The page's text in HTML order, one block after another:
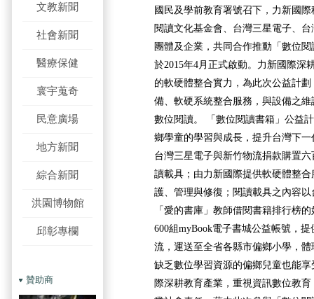
文教新聞
社會新聞
醫療保健
寰宇蒐奇
民意廣場
地方新聞
綜合新聞
洪園博物館
邱彰專欄
贊助商
國民及學前教育署號召下，力新國
閱讀文化基金會、台灣三星電子、
團體及企業，共同合作推動「數位
於2015年4月正式啟動。力新國際深
的軟硬體整合實力，為此次公益計
備、軟硬系統整合服務，與設備之
數位閱讀。 「數位閱讀書箱」公益
鄉學童的學習與成長，提升台灣下
台灣三星電子與新竹物流捐款購置
讀載具；由力新國際提供軟硬體整
護、管理與修復；閱讀載具之內容
「愛的書庫」教師借閱書籍排行榜
600組myBook電子書城公益帳號，
流，運送至全省各縣市偏鄉小學，
缺乏數位學習資源的偏鄉兒童也能
際深耕教育產業，重視資訊數位教